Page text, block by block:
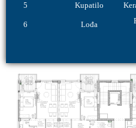
5 Kupatilo
6 Lođa